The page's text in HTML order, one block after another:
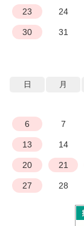
23 24
30 31
日 月
6 7
13 14
20 21
27 28